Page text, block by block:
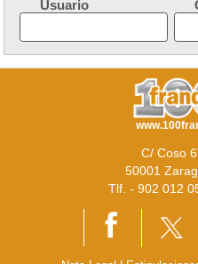
Usuario
C/ Coso
50001
Tlf. - 902 012